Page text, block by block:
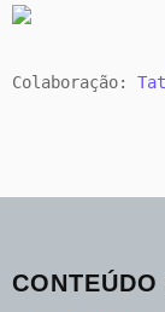
Colaboração: